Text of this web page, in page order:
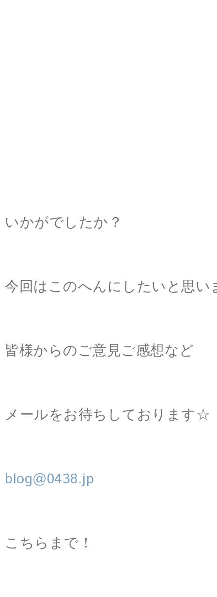
いかがでしたか？
今回はこのへんにしたいと思い
皆様からのご意見ご感想など
メールをお待ちしております☆
blog@0438.jp
こちらまで！